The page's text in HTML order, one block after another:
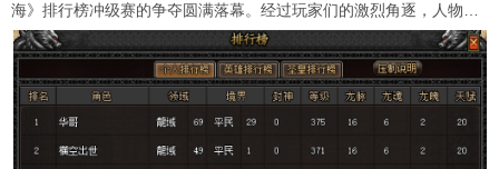
海》排行榜冲级赛的争夺圆满落幕。经过玩家们的激烈角逐，人物玛
法群英榜前三名玩家脱颖而出，成功斩获了游戏内顶级装备奖励和广
大玩家的尊敬与认可。以下是详细的获奖信息 ...